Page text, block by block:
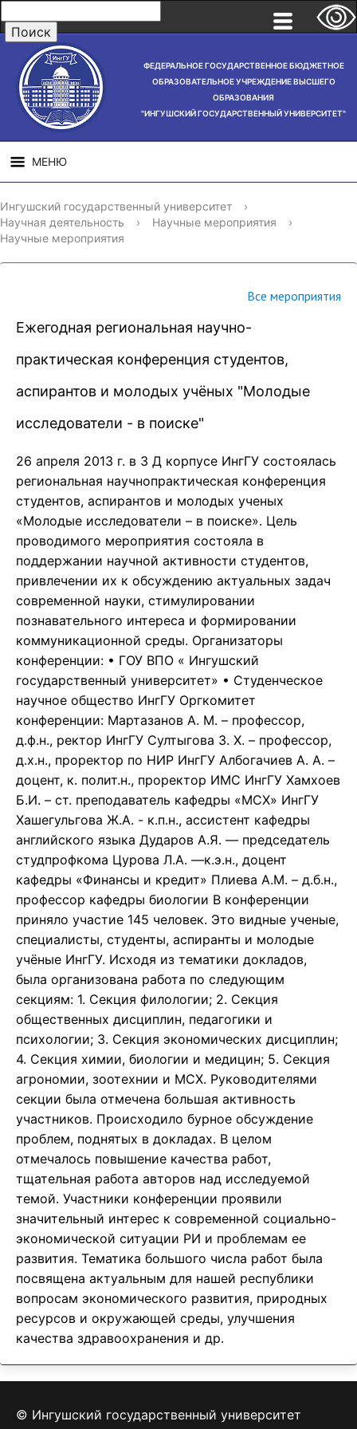
ФЕДЕРАЛЬНОЕ ГОСУДАРСТВЕННОЕ БЮДЖЕТНОЕ
ОБРАЗОВАТЕЛЬНОЕ УЧРЕЖДЕНИЕ ВЫСШЕГО
ОБРАЗОВАНИЯ
"ИНГУШСКИЙ ГОСУДАРСТВЕННЫЙ УНИВЕРСИТЕТ"
МЕНЮ
СВЕДЕНИЯ ОБ
ОБРАЗОВАТЕЛЬНОЙ
ОРГАНИЗАЦИИ
НАУЧНАЯ
ДЕЯТЕЛЬНОСТЬ
Ингушский государственный университет
›
Научная деятельность
› Научные мероприятия
›
Научные мероприятия
Все мероприятия
Ежегодная региональная научно-
практическая конференция студентов,
аспирантов и молодых учёных "Молодые
исследователи - в поиске"
26 апреля 2013 г. в 3 Д корпусе ИнгГУ состоялась
региональная научнопрактическая конференция
студентов, аспирантов и молодых ученых
«Молодые исследователи – в поиске». Цель
проводимого мероприятия состояла в
поддержании научной активности студентов,
привлечении их к обсуждению актуальных задач
современной науки, стимулировании
познавательного интереса и формировании
коммуникационной среды. Организаторы
конференции: • ГОУ ВПО « Ингушский
государственный университет» • Студенческое
научное общество ИнгГУ Оргкомитет
конференции: Мартазанов А. М. – профессор,
д.ф.н., ректор ИнгГУ Султыгова З. Х. – профессор,
д.х.н., проректор по НИР ИнгГУ Албогачиев А. А. –
доцент, к. полит.н., проректор ИМС ИнгГУ Хамхоев
Б.И. – ст. преподаватель кафедры «МСХ» ИнгГУ
Хашегульгова Ж.А. - к.п.н., ассистент кафедры
английского языка Дударов А.Я. — председатель
студпрофкома Цурова Л.А. —к.э.н., доцент
кафедры «Финансы и кредит» Плиева А.М. – д.б.н.,
профессор кафедры биологии В конференции
приняло участие 145 человек. Это видные ученые,
специалисты, студенты, аспиранты и молодые
учёные ИнгГУ. Исходя из тематики докладов,
была организована работа по следующим
секциям: 1. Секция филологии; 2. Секция
общественных дисциплин, педагогики и
психологии; 3. Секция экономических дисциплин;
4. Секция химии, биологии и медицин; 5. Секция
агрономии, зоотехнии и МСХ. Руководителями
секции была отмечена большая активность
участников. Происходило бурное обсуждение
проблем, поднятых в докладах. В целом
отмечалось повышение качества работ,
тщательная работа авторов над исследуемой
темой. Участники конференции проявили
значительный интерес к современной социально-
экономической ситуации РИ и проблемам ее
развития. Тематика большого числа работ была
посвящена актуальным для нашей республики
вопросам экономического развития, природных
ресурсов и окружающей среды, улучшения
качества здравоохранения и др.
© Ингушский государственный университет